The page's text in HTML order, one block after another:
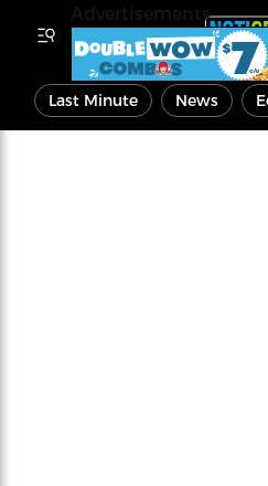
Last Minute News
Advertisements